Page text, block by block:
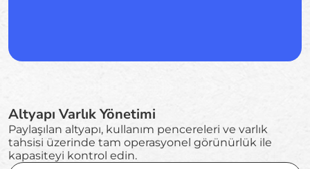
Altyapı Varlık Yönetimi
Paylaşılan altyapı, kullanım pencereleri ve varlık
tahsisi üzerinde tam operasyonel görünürlük ile
kapasiteyi kontrol edin.